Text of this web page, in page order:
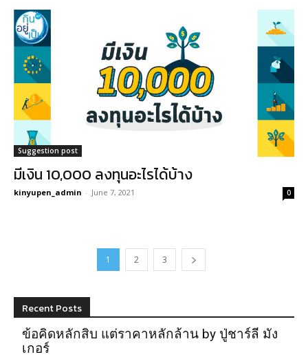
Suggestion post
มีเงิน 10,000 ลงทุนอะไรได้บ้าง
kinyupen_admin - June 7, 2021 0
1 2 3
Recent Posts
ข้อคิดหลักสิบ แต่ราคาหลักล้าน by ปู่ชาร์ลี มัง
เกอร์